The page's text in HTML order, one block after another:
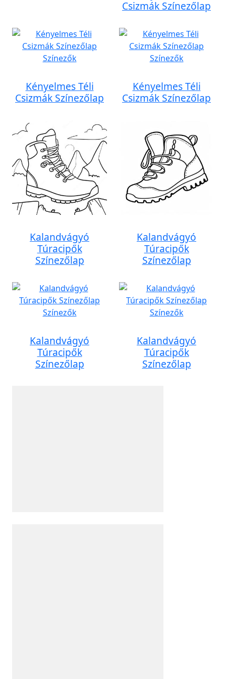
Csizmák Színezőlap
Kényelmes Téli
Csizmák Színezőlap
Kényelmes Téli
Csizmák Színezőlap
Kalandvágyó
Túracipők
Színezőlap
Kalandvágyó
Túracipők
Színezőlap
Kalandvágyó
Túracipők
Színezőlap
Kalandvágyó
Túracipők
Színezőlap